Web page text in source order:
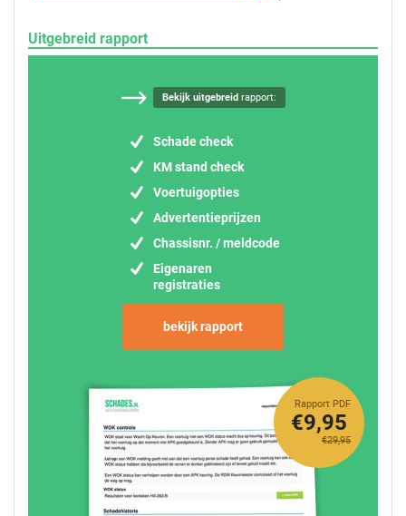
Uitgebreid rapport
Bekijk uitgebreidrapport:
Schade check
KM stand check
Voertuigopties
Advertentieprijzen
Chassisnr. / meldcode
Eigenaren
registraties
bekijk rapport
Rapport PDF
€29,95
€9,95